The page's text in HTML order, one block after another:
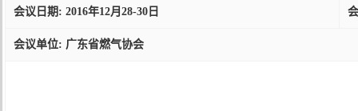
会议日期: 2016年12月28-30日
会议单位: 广东省燃气协会